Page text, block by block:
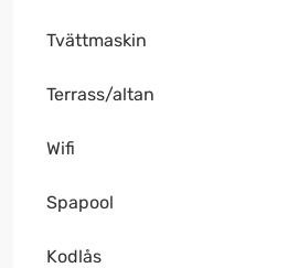
Tvättmaskin
Terrass/altan
Wifi
Spapool
Kodlås